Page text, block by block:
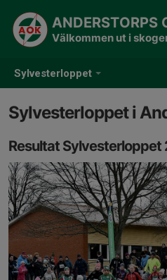
Sylvesterloppet
ANDERSTORPS
Välkommen ut i
Sylvesterloppet i
Resultat Sylvesterloppet